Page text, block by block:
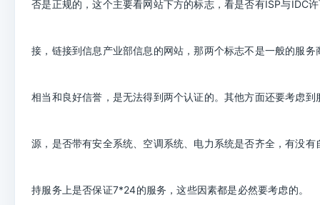
否是正规的，这个主要看网站下方的标志，看是否有ISP与IDC
接，链接到信息产业部信息的网站，那两个标志不是一般的服务
相当和良好信誉，是无法得到两个认证的。其他方面还要考虑到
源，是否带有安全系统、空调系统、电力系统是否齐全，有没有
持服务上是否保证7*24的服务，这些因素都是必然要考虑的。